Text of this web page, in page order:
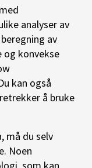
analyser av
av
og konvekse
kan også
å bruke
må du selv
Noen
som kan